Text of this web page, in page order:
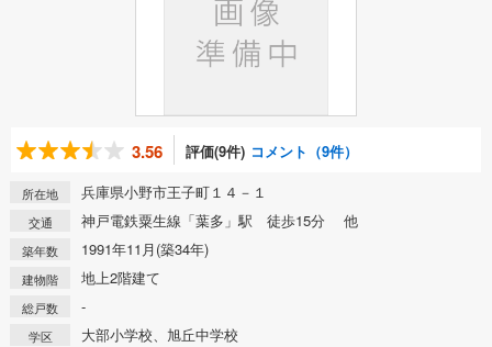
3.56 評価(9件) コメント（9件）
所在地 兵庫県小野市王子町１４－１
交通 神戸電鉄粟生線「葉多」駅 徒歩15分 他
築年数 1991年11月(築34年)
建物階 地上2階建て
総戸数 -
学区 大部小学校、旭丘中学校